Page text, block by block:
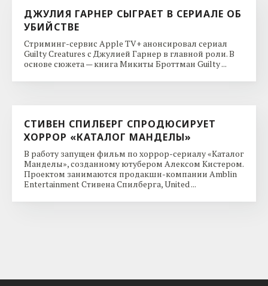
ДЖУЛИЯ ГАРНЕР СЫГРАЕТ В СЕРИАЛЕ ОБ
УБИЙСТВЕ
Стриминг-сервис Apple TV+ анонсировал сериал
Guilty Creatures с Джулией Гарнер в главной роли. В
основе сюжета — книга Микиты Броттман Guilty ...
СТИВЕН СПИЛБЕРГ СПРОДЮСИРУЕТ
ХОРРОР «КАТАЛОГ МАНДЕЛЫ»
В работу запущен фильм по хоррор-сериалу «Каталог
Манделы», созданному ютубером Алексом Кистером.
Проектом занимаются продакшн-компании Amblin
Entertainment Стивена Спилберга, United ...